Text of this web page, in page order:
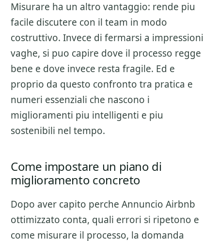
Misurare ha un altro vantaggio: rende piu
facile discutere con il team in modo
costruttivo. Invece di fermarsi a impressioni
vaghe, si puo capire dove il processo regge
bene e dove invece resta fragile. Ed e
proprio da questo confronto tra pratica e
numeri essenziali che nascono i
miglioramenti piu intelligenti e piu
sostenibili nel tempo.
Come impostare un piano di
miglioramento concreto
Dopo aver capito perche Annuncio Airbnb
ottimizzato conta, quali errori si ripetono e
come misurare il processo, la domanda